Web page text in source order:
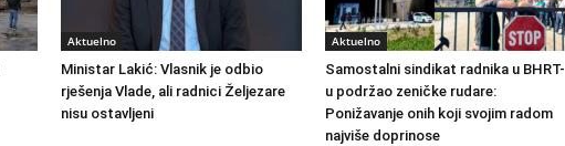
Aktuelno
Ministar Lakić: Vlasnik je odbio
rješenja Vlade, ali radnici Željezare
nisu ostavljeni
Aktuelno
Samostalni sindikat radnika u BHRT-
u podržao zeničke rudare:
Ponižavanje onih koji svojim radom
najviše doprinose